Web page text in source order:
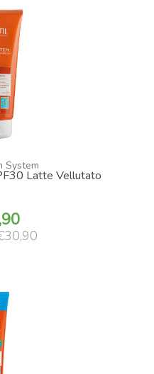
System
Latte Vellutato